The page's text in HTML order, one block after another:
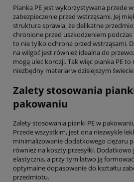
Pianka PE jest wykorzystywana przede
zabezpieczenie przed wstrząsami. Jej
struktura sprawia, że delikatne
chronione przed uszkodzeniem
to nie tylko ochrona przed wstrząsami.
na wilgoć jest również idealna do
mogą ulec korozji. Tak więc pianka PE
niezbędny materiał w dzisiejszym
Zalety stosowania
pakowaniu
Zalety stosowania pianki PE w
Przede wszystkim, jest ona niezwykle
minimalizowanie dodatkowego ciężaru
również na koszty przesyłki. Dodatkowo
elastyczna, a przy tym łatwo ją
optymalne dopasowanie do kształtu
przedmiotu.